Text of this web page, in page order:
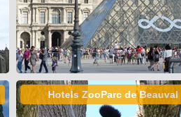
Hotels ZooParc de Beauval